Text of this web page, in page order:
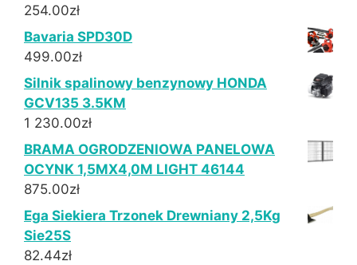
254.00zł
Bavaria SPD30D
499.00zł
Silnik spalinowy benzynowy HONDA
GCV135 3.5KM
1 230.00zł
BRAMA OGRODZENIOWA PANELOWA
OCYNK 1,5MX4,0M LIGHT 46144
875.00zł
Ega Siekiera Trzonek Drewniany 2,5Kg
Sie25S
82.44zł